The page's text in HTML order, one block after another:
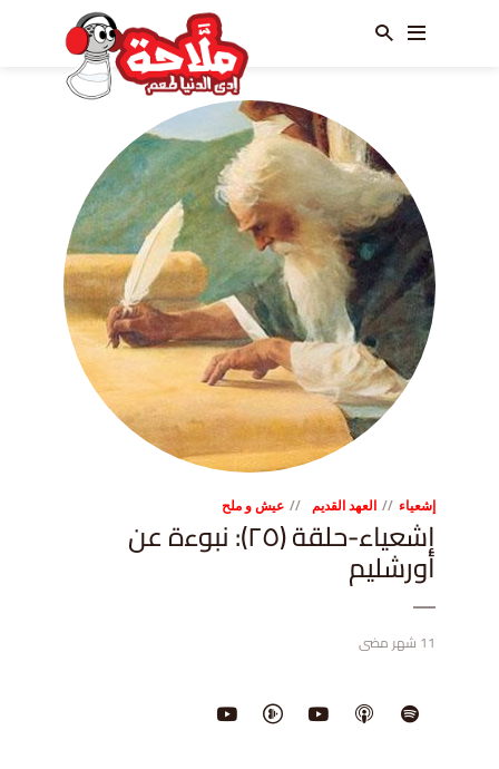
إشعياء العهد القديم عيش و ملح
إشعياء-حلقة (٢٥): نبوءة عن
أورشليم
11 شهر مضى